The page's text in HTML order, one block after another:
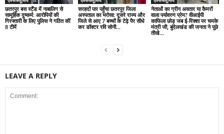
छतरपुर बस स्टैंड में नाबालिग से
सामूहिक दुष्कर्म: आरोपियों की
गिरफ्तारी के लिए पुलिस ने गठित कीं
8 टीमें
सरहदों पार पहुँचा छतरपुर जिला
अस्पताल का भरोसा: दूसरे राज्य और
जिले से आए 7 बच्चों के टेढ़े पैर सीधे
कर डॉक्टर रवि सोनी...
नेताओं का ग्रीन अवतार या कैमरों
वाला पर्यावरण प्रेम? वीआईपी
काफिला छोड़ जब ई-रिक्शा पर चमके
मंत्री जी, बुंदेलखंड की जनता ने पूछे
तीखे...
LEAVE A REPLY